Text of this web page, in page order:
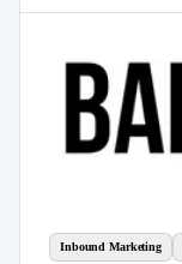
Inbound Marketing